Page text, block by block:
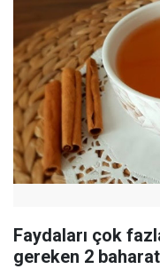
Faydaları çok
gereken 2